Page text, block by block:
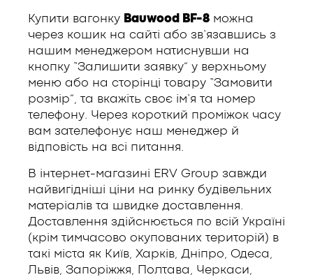
Купити вагонку Bauwood BF-8 можна
через кошик на сайті або зв’язавшись з
нашим менеджером натиснувши на
кнопку “Залишити заявку” у верхньому
меню або на сторінці товару “Замовити
розмір”, та вкажіть своє ім’я та номер
телефону. Через короткий проміжок часу
вам зателефонує наш менеджер й
відповість на всі питання.
В інтернет-магазині ERV Group завжди
найвигідніші ціни на ринку будівельних
матеріалів та швидке доставлення.
Доставлення здійснюється по всій Україні
(крім тимчасово окупованих територій) в
такі міста як Київ, Харків, Дніпро, Одеса,
Львів, Запоріжжя, Полтава, Черкаси,